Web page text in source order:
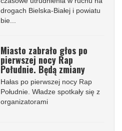
drogach Bielska-Białej i powiatu
bie...
Miasto zabrało głos po
pierwszej nocy Rap
Południe. Będą zmiany
Hałas po pierwszej nocy Rap
Południe. Władze spotkały się z
organizatorami